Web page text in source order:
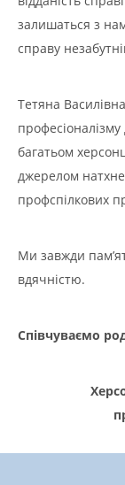
залишаться з
справу
Тетяна
професіоналізму
багатьом
джерелом
профспілкових
Ми завжди
вдячністю.
Співчуваємо